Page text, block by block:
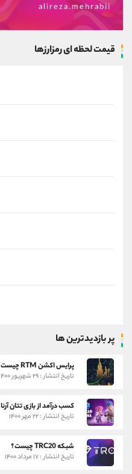
alireza.mehrabii
قیمت لحظه ای رمزارزها
پر بازدیدترین ها
پرایس اکشن RTM چیست؟
تاریخ انتشار : ۲۹ شهریور ۱۴۰۰
کسب درآمد از بازی تتان آرنا
تاریخ انتشار : ۲۲ مهر ۱۴۰۰
شبکه TRC20 چیست؟
تاریخ انتشار : ۱۷ مرداد ۱۴۰۰